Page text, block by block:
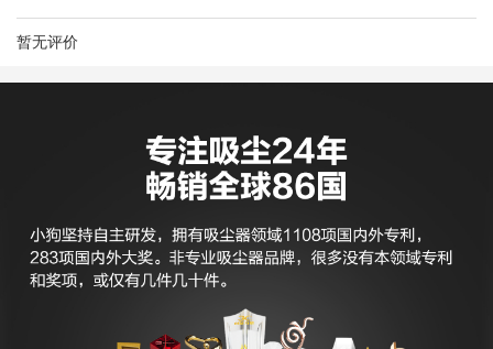
暂无评价